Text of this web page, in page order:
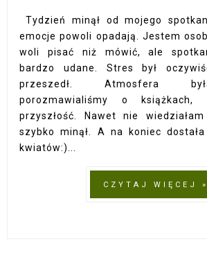
Tydzień minął od mojego
emocje powoli opadają. Jestem
woli pisać niż mówić, ale
bardzo udane. Stres był
przeszedł. Atmosfera
porozmawialiśmy o
przyszłość. Nawet nie
szybko minął. A na koniec
kwiatów:)...
CZYTAJ WIĘCEJ »